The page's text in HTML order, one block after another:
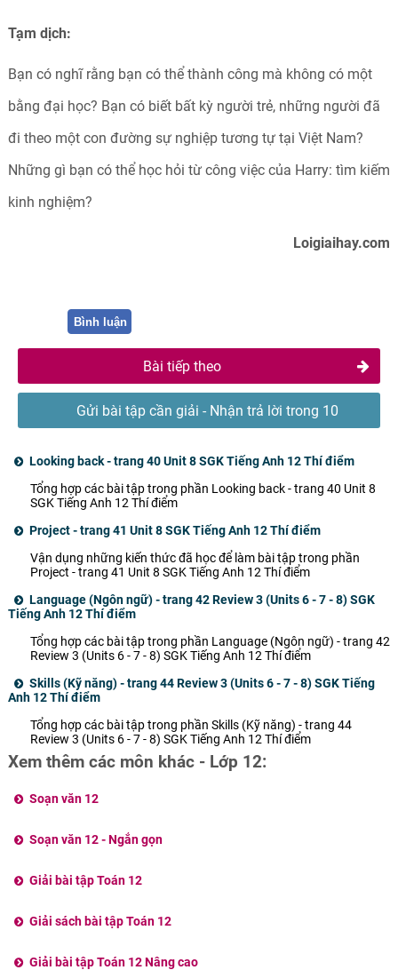
Tạm dịch:
Bạn có nghĩ rằng bạn có thể thành công mà không có một
bằng đại học? Bạn có biết bất kỳ người trẻ, những người đã
đi theo một con đường sự nghiệp tương tự tại Việt Nam?
Những gì bạn có thể học hỏi từ công việc của Harry: tìm kiếm
kinh nghiệm?
Loigiaihay.com
Bình luận
Bài tiếp theo
Gửi bài tập cần giải - Nhận trả lời trong 10
Looking back - trang 40 Unit 8 SGK Tiếng Anh 12 Thí điểm
Tổng hợp các bài tập trong phần Looking back - trang 40 Unit 8
SGK Tiếng Anh 12 Thí điểm
Project - trang 41 Unit 8 SGK Tiếng Anh 12 Thí điểm
Vận dụng những kiến thức đã học để làm bài tập trong phần
Project - trang 41 Unit 8 SGK Tiếng Anh 12 Thí điểm
Language (Ngôn ngữ) - trang 42 Review 3 (Units 6 - 7 - 8) SGK
Tiếng Anh 12 Thí điểm
Tổng hợp các bài tập trong phần Language (Ngôn ngữ) - trang 42
Review 3 (Units 6 - 7 - 8) SGK Tiếng Anh 12 Thí điểm
Skills (Kỹ năng) - trang 44 Review 3 (Units 6 - 7 - 8) SGK Tiếng
Anh 12 Thí điểm
Tổng hợp các bài tập trong phần Skills (Kỹ năng) - trang 44
Review 3 (Units 6 - 7 - 8) SGK Tiếng Anh 12 Thí điểm
Xem thêm các môn khác - Lớp 12:
Soạn văn 12
Soạn văn 12 - Ngắn gọn
Giải bài tập Toán 12
Giải sách bài tập Toán 12
Giải bài tập Toán 12 Nâng cao